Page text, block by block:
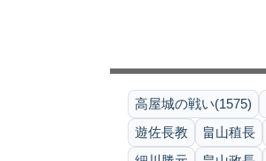
高屋城の戦い(1575)
遊佐長教
畠山稙長